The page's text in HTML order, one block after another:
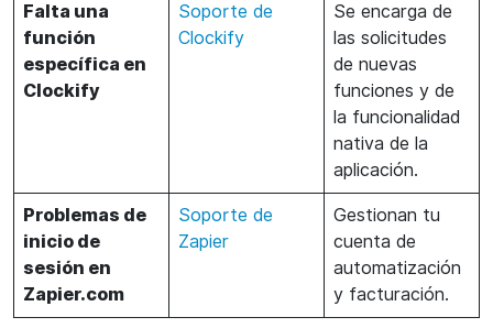
Falta una
función
específica en
Clockify
Soporte de
Clockify
Se encarga de
las solicitudes
de nuevas
funciones y de
la funcionalidad
nativa de la
aplicación.
Problemas de
inicio de
sesión en
Zapier.com
Soporte de
Zapier
Gestionan tu
cuenta de
automatización
y facturación.